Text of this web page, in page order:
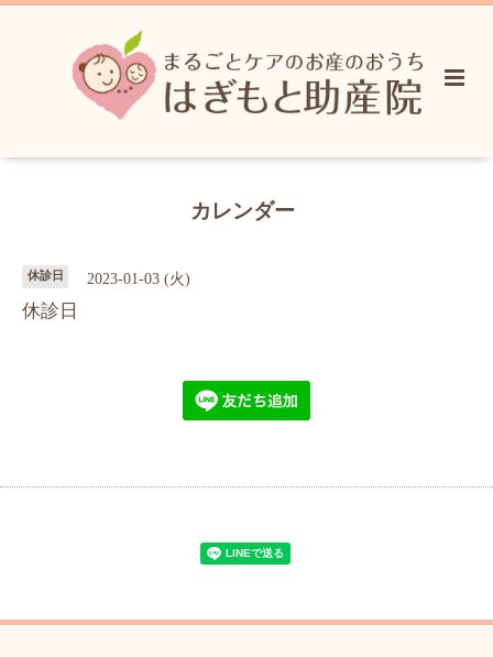
カレンダー
休診日 2023-01-03 (火)
休診日